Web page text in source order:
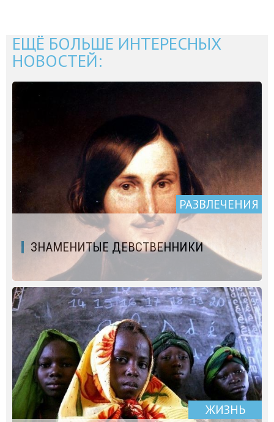
ЕЩЁ БОЛЬШЕ ИНТЕРЕСНЫХ
НОВОСТЕЙ:
РАЗВЛЕЧЕНИЯ
ЗНАМЕНИТЫЕ ДЕВСТВЕННИКИ
ЖИЗНЬ